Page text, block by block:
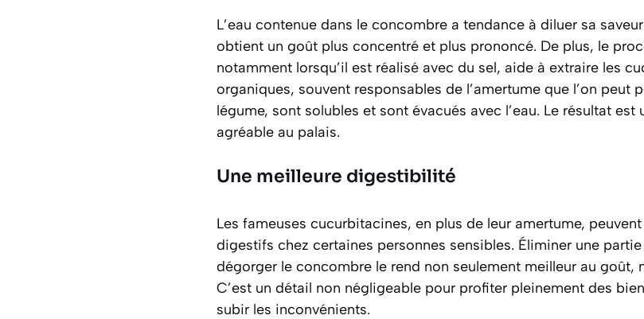
L’eau contenue dans le concombre a tendance à diluer sa
obtient un goût plus concentré et plus prononcé. De plus, le
notamment lorsqu’il est réalisé avec du sel, aide à extraire les
organiques, souvent responsables de l’amertume que l’on peut
légume, sont solubles et sont évacués avec l’eau. Le résultat
agréable au palais.
Une meilleure digestibilité
Les fameuses cucurbitacines, en plus de leur amertume,
digestifs chez certaines personnes sensibles. Éliminer une
dégorger le concombre le rend non seulement meilleur au goût,
C’est un détail non négligeable pour profiter pleinement des
subir les inconvénients.